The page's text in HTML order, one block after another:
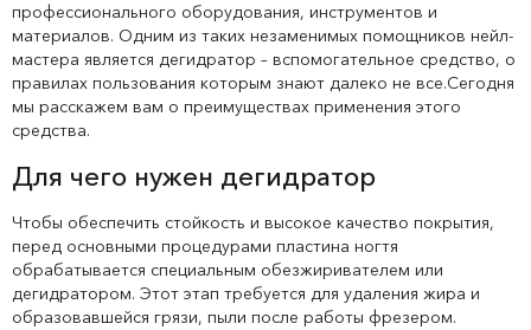
профессионального оборудования, инструментов и
материалов. Одним из таких незаменимых помощников нейл-
мастера является дегидратор – вспомогательное средство, о
правилах пользования которым знают далеко не все.Сегодня
мы расскажем вам о преимуществах применения этого
средства.
Для чего нужен дегидратор
Чтобы обеспечить стойкость и высокое качество покрытия,
перед основными процедурами пластина ногтя
обрабатывается специальным обезжиривателем или
дегидратором. Этот этап требуется для удаления жира и
образовавшейся грязи, пыли после работы фрезером.